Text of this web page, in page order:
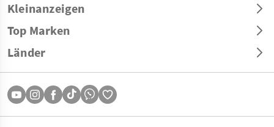
Kleinanzeigen
Top Marken
Länder